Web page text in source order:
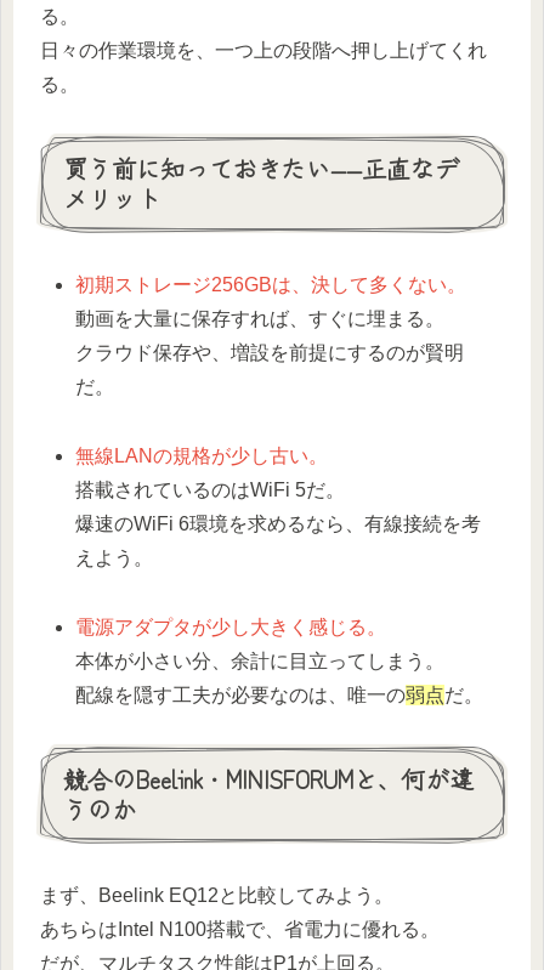
る。
日々の作業環境を、一つ上の段階へ押し上げてくれ
る。
買う前に知っておきたい——正直なデ
メリット
初期ストレージ256GBは、決して多くない。
動画を大量に保存すれば、すぐに埋まる。
クラウド保存や、増設を前提にするのが賢明
だ。
無線LANの規格が少し古い。
搭載されているのはWiFi 5だ。
爆速のWiFi 6環境を求めるなら、有線接続を考
えよう。
電源アダプタが少し大きく感じる。
本体が小さい分、余計に目立ってしまう。
配線を隠す工夫が必要なのは、唯一の弱点だ。
競合のBeelink・MINISFORUMと、何が違
うのか
まず、Beelink EQ12と比較してみよう。
あちらはIntel N100搭載で、省電力に優れる。
だが、マルチタスク性能はP1が上回る。